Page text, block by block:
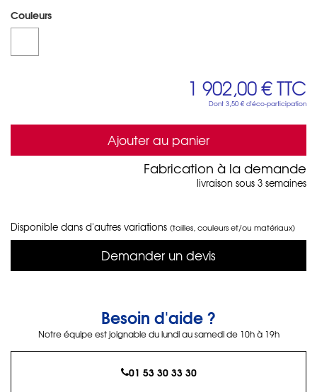
Couleurs
1 902,00 €TTC
Dont 3,50 € d'éco-participation
Ajouter au panier
Fabrication à la demande
livraison sous 3 semaines
Disponible dans d'autres variations (tailles, couleurs et/ou matériaux)
Demander un devis
Besoin d'aide ?
Notre équipe est joignable du lundi au samedi de 10h à 19h
01 53 30 33 30